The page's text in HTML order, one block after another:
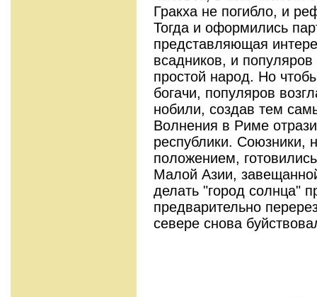
Гракха не погибло, и
Тогда и оформились
представляющая
всадников, и
простой народ. Но
богачи, популяров
нобили, создав тем
Волнения в Риме
республики. Союзники,
положением,
Малой Азии,
делать "город солнца"
предварительно
севере снова